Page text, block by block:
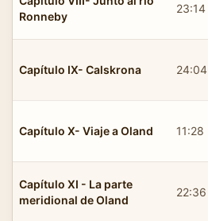
Ronneby
23:14
Capítulo IX- Calskrona 24:04
Capítulo X- Viaje a Oland 11:28
Capítulo XI - La parte
meridional de Oland
22:36